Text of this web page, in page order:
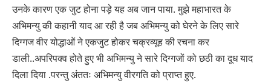
उनके कारण एक जुट होना पड़े यह अब जान पाया. मुझे महाभारत के
अभिमन्यु की कहानी याद आ रही है जब अभिमन्यु को घेरने के लिए सारे
दिग्गज वीर योद्धाओं ने एकजुट होकर चक्रव्यूह की रचना कर
डाली..अपरिपक्व होते हुए भी अभिमन्यु ने सारे दिग्गजों को छठी का दूध याद
दिला दिया .परन्तु अंततः अभिमन्यु वीरगति को प्राप्त हुए.